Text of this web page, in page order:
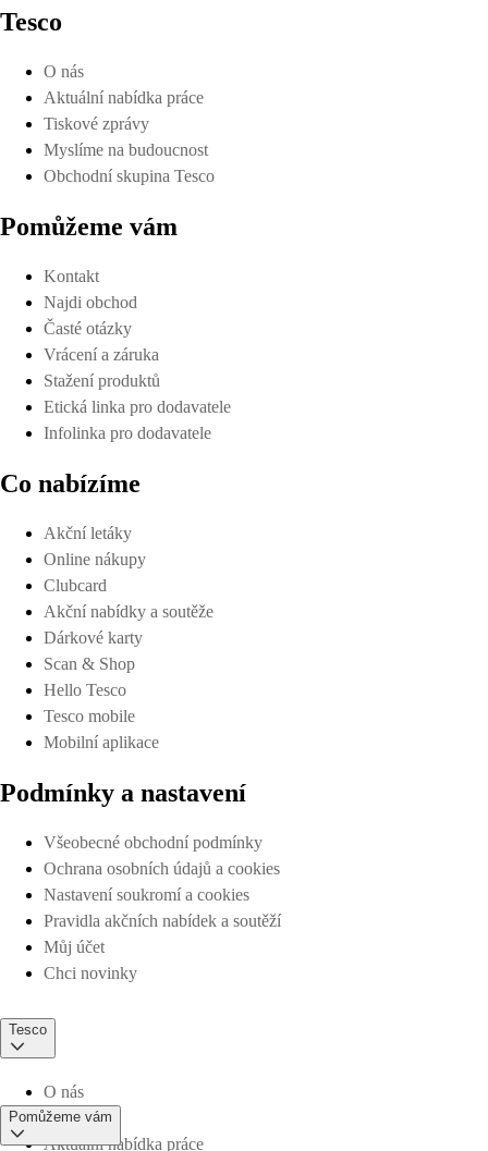
Tesco
O nás
Aktuální nabídka práce
Tiskové zprávy
Myslíme na budoucnost
Obchodní skupina Tesco
Pomůžeme vám
Kontakt
Najdi obchod
Časté otázky
Vrácení a záruka
Stažení produktů
Etická linka pro dodavatele
Infolinka pro dodavatele
Co nabízíme
Akční letáky
Online nákupy
Clubcard
Akční nabídky a soutěže
Dárkové karty
Scan & Shop
Hello Tesco
Tesco mobile
Mobilní aplikace
Podmínky a nastavení
Všeobecné obchodní podmínky
Ochrana osobních údajů a cookies
Nastavení soukromí a cookies
Pravidla akčních nabídek a soutěží
Můj účet
Chci novinky
Tesco
O nás
Aktuální nabídka práce
Pomůžeme vám